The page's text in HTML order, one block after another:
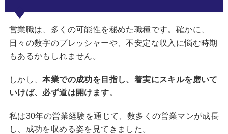
営業職は、多くの可能性を秘めた職種です。確かに、
日々の数字のプレッシャーや、不安定な収入に悩む時期
もあるかもしれません。
しかし、本業での成功を目指し、着実にスキルを磨いて
いけば、必ず道は開けます。
私は30年の営業経験を通じて、数多くの営業マンが成長
し、成功を収める姿を見てきました。